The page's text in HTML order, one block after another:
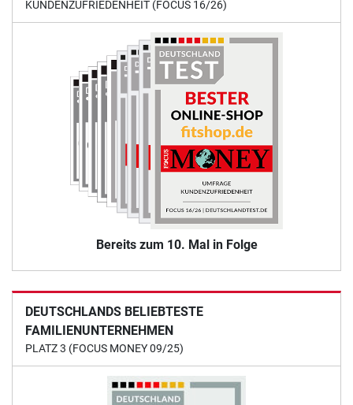
KUNDENZUFRIEDENHEIT (FOCUS 16/26)
Bereits zum 10. Mal in Folge
DEUTSCHLANDS BELIEBTESTE
FAMILIENUNTERNEHMEN
PLATZ 3 (FOCUS MONEY 09/25)